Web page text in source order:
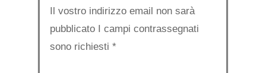
Il vostro indirizzo email non sarà
pubblicato I campi contrassegnati
sono richiesti *